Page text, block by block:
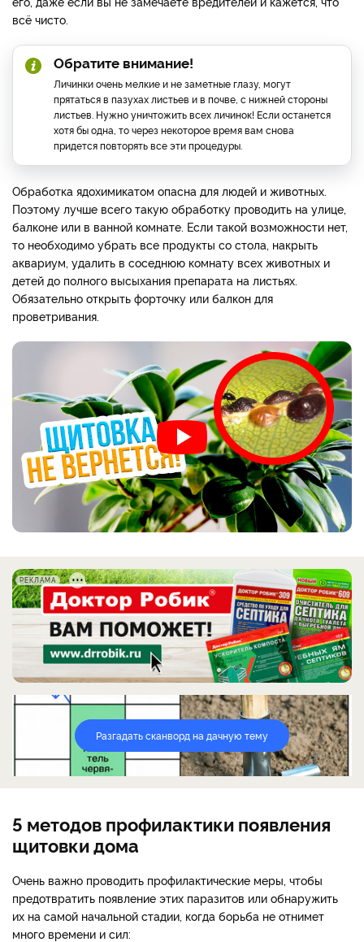
всё чисто.
Обратите внимание!
Личинки очень мелкие и не заметные глазу, могут
прятаться в пазухах листьев и в почве, с нижней стороны
листьев. Нужно уничтожить всех личинок! Если останется
хотя бы одна, то через некоторое время вам снова
придется повторять все эти процедуры.
Обработка ядохимикатом опасна для людей и животных.
Поэтому лучше всего такую обработку проводить на улице,
балконе или в ванной комнате. Если такой возможности нет,
то необходимо убрать все продукты со стола, накрыть
аквариум, удалить в соседнюю комнату всех животных и
детей до полного высыхания препарата на листьях.
Обязательно открыть форточку или балкон для
проветривания.
РЕКЛАМА
Разгадать сканворд на дачную тему
5 методов профилактики появления
щитовки дома
Очень важно проводить профилактические меры, чтобы
предотвратить появление этих паразитов или обнаружить
их на самой начальной стадии, когда борьба не отнимет
много времени и сил: